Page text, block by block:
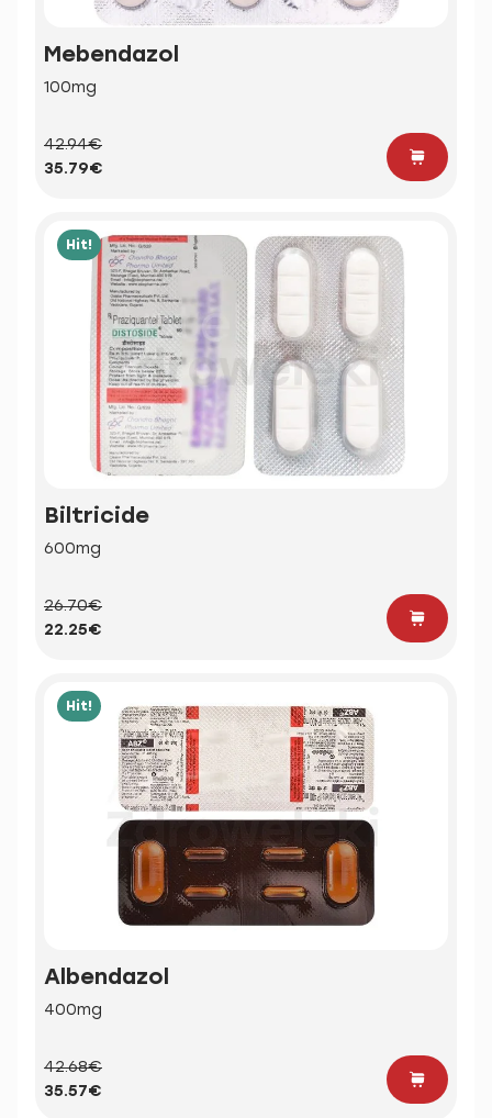
Mebendazol
100mg
42.94€
35.79€
Hit!
Biltricide
600mg
26.70€
22.25€
Hit!
Albendazol
400mg
42.68€
35.57€